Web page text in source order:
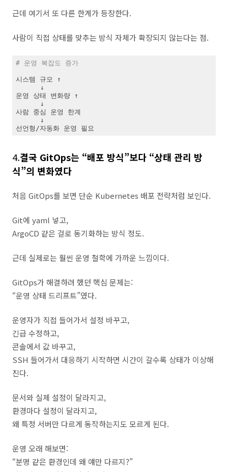
근데 여기서 또 다른 한계가 등장한다.
사람이 직접 상태를 맞추는 방식 자체가 확장되지 않는다는 점.
# 운영 복잡도 증가
시스템 규모 ↑
운영 상태 변화량 ↑
사람 중심 운영 한계
선언형/자동화 운영 필요
4.결국 GitOps는 “배포 방식”보다 “상태 관리 방
식”의 변화였다
처음 GitOps를 보면 단순 Kubernetes 배포 전략처럼 보인다.
Git에 yaml 넣고,
ArgoCD 같은 걸로 동기화하는 방식 정도.
근데 실제로는 훨씬 운영 철학에 가까운 느낌이다.
GitOps가 해결하려 했던 핵심 문제는:
“운영 상태 드리프트”였다.
운영자가 직접 들어가서 설정 바꾸고,
긴급 수정하고,
콘솔에서 값 바꾸고,
SSH 들어가서 대응하기 시작하면 시간이 갈수록 상태가 이상해
진다.
문서와 실제 설정이 달라지고,
환경마다 설정이 달라지고,
왜 특정 서버만 다르게 동작하는지도 모르게 된다.
운영 오래 해보면:
“분명 같은 환경인데 왜 얘만 다르지?”